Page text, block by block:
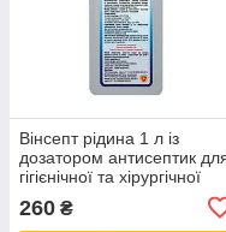
Вінсепт рідина 1 л із
дозатором антисептик
гігієнічної та хірургічної
260 ₴